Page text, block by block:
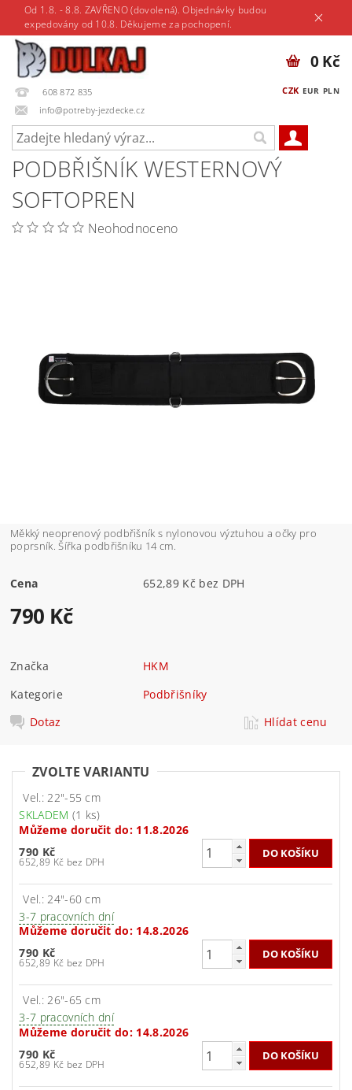
Od 1.8. - 8.8. ZAVŘENO (dovolená). Objednávky budou
expedovány od 10.8. Děkujeme za pochopení.
608 872 835
info@potreby-jezdecke.cz
CZK EUR PLN
0 Kč
PODBŘIŠNÍK WESTERNOVÝ
SOFTOPREN
Neohodnoceno
Měkký neoprenový podbřišník s nylonovou výztuhou a očky pro
poprsník. Šířka podbřišníku 14 cm.
Cena 652,89 Kč bez DPH
790 Kč
Značka
HKM
Kategorie
Podbřišníky
Dotaz
Hlídat cenu
ZVOLTE VARIANTU
Vel.: 22"-55 cm
SKLADEM (1 ks)
Můžeme doručit do: 11.8.2026
790 Kč
652,89 Kč bez DPH
Vel.: 24"-60 cm
3-7 pracovních dní
Můžeme doručit do: 14.8.2026
790 Kč
652,89 Kč bez DPH
Vel.: 26"-65 cm
3-7 pracovních dní
Můžeme doručit do: 14.8.2026
790 Kč
652,89 Kč bez DPH